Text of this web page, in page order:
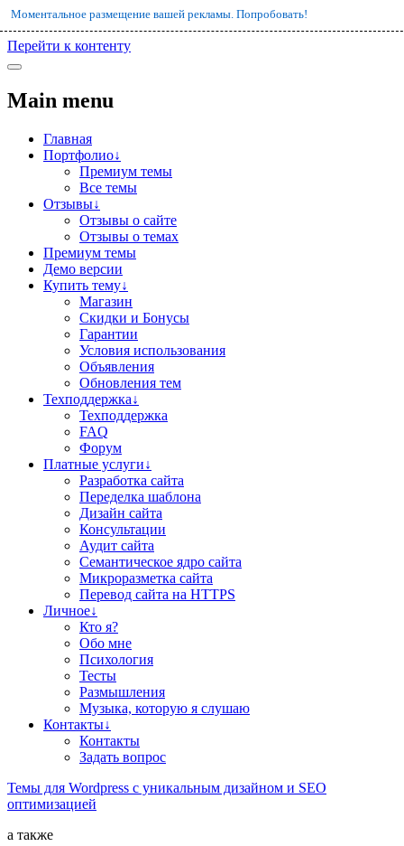
Перейти к контенту
Моментальное размещение вашей рекламы. Попробовать!
Main menu
Главная
Портфолио↓
Премиум темы
Все темы
Отзывы↓
Отзывы о сайте
Отзывы о темах
Премиум темы
Демо версии
Купить тему↓
Магазин
Скидки и Бонусы
Гарантии
Условия использования
Объявления
Обновления тем
Техподдержка↓
Техподдержка
FAQ
Форум
Платные услуги↓
Разработка сайта
Переделка шаблона
Дизайн сайта
Консультации
Аудит сайта
Семантическое ядро сайта
Микроразметка сайта
Перевод сайта на HTTPS
Личное↓
Кто я?
Обо мне
Психология
Тесты
Размышления
Музыка, которую я слушаю
Контакты↓
Контакты
Задать вопрос
Teмы для Wordpress с уникальным дизайном и SEO
оптимизацией
а также